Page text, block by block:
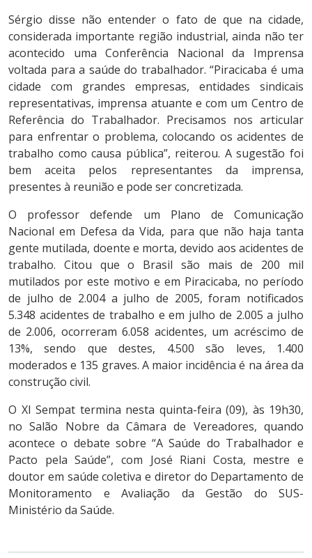
Sérgio disse não entender o fato de que na cidade,
considerada importante região industrial, ainda não ter
acontecido uma Conferência Nacional da Imprensa
voltada para a saúde do trabalhador. “Piracicaba é uma
cidade com grandes empresas, entidades sindicais
representativas, imprensa atuante e com um Centro de
Referência do Trabalhador. Precisamos nos articular
para enfrentar o problema, colocando os acidentes de
trabalho como causa pública”, reiterou. A sugestão foi
bem aceita pelos representantes da imprensa,
presentes à reunião e pode ser concretizada.
O professor defende um Plano de Comunicação
Nacional em Defesa da Vida, para que não haja tanta
gente mutilada, doente e morta, devido aos acidentes de
trabalho. Citou que o Brasil são mais de 200 mil
mutilados por este motivo e em Piracicaba, no período
de julho de 2.004 a julho de 2005, foram notificados
5.348 acidentes de trabalho e em julho de 2.005 a julho
de 2.006, ocorreram 6.058 acidentes, um acréscimo de
13%, sendo que destes, 4.500 são leves, 1.400
moderados e 135 graves. A maior incidência é na área da
construção civil.
O XI Sempat termina nesta quinta-feira (09), às 19h30,
no Salão Nobre da Câmara de Vereadores, quando
acontece o debate sobre “A Saúde do Trabalhador e
Pacto pela Saúde”, com José Riani Costa, mestre e
doutor em saúde coletiva e diretor do Departamento de
Monitoramento e Avaliação da Gestão do SUS-
Ministério da Saúde.